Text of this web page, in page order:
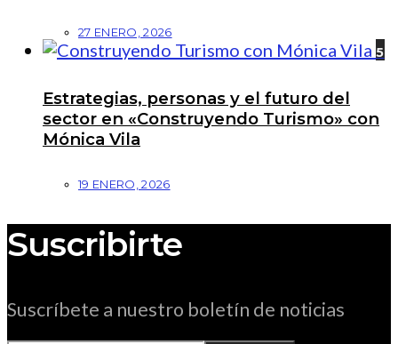
27 ENERO, 2026
5
Estrategias, personas y el futuro del
sector en «Construyendo Turismo» con
Mónica Vila
19 ENERO, 2026
Suscribirte
Suscríbete a nuestro boletín de noticias